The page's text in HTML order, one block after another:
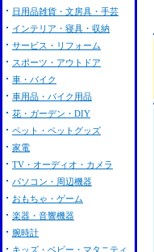
日用品雑貨・文房具・手芸
インテリア・寝具・収納
サービス・リフォーム
スポーツ・アウトドア
車・バイク
車用品・バイク用品
花・ガーデン・DIY
ペット・ペットグッズ
家電
TV・オーディオ・カメラ
パソコン・周辺機器
おもちゃ・ゲーム
楽器・音響機器
腕時計
キッズ・ベビー・マタニティ